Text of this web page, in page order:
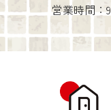
営業時間：